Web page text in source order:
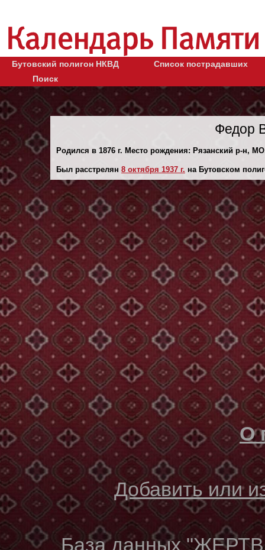
Бутовский полигон НКВД
Список пострадавших
Поиск
Федор
Родился в 1876 г. Место рождения: Рязанский р-н,
Был расстрелян 8 октября 1937 г. на Бутовском
О
Добавить или
База данных